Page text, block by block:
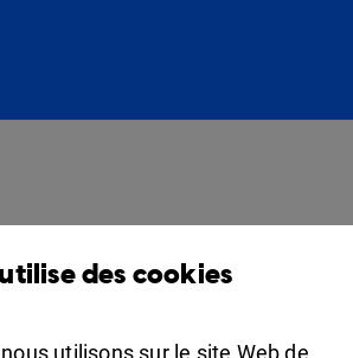
des cookies
utilisons sur le site Web de